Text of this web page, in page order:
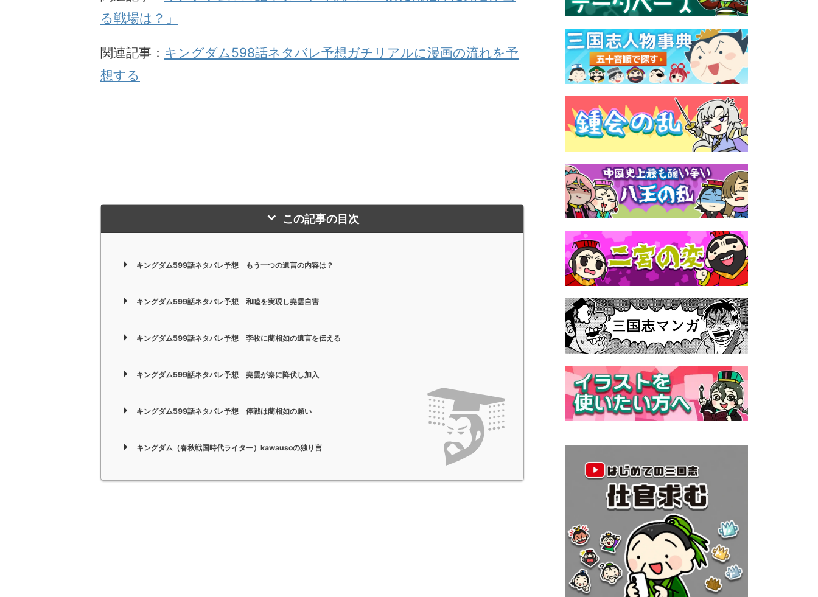
る戦場は？」
関連記事： キングダム598話ネタバレ予想ガチリアルに漫画の流れを予
想する
この記事の目次
キングダム599話ネタバレ予想 もう一つの遺言の内容は？
キングダム599話ネタバレ予想 和睦を実現し堯雲自害
キングダム599話ネタバレ予想 李牧に藺相如の遺言を伝える
キングダム599話ネタバレ予想 堯雲が秦に降伏し加入
キングダム599話ネタバレ予想 停戦は藺相如の願い
キングダム（春秋戦国時代ライター）kawausoの独り言